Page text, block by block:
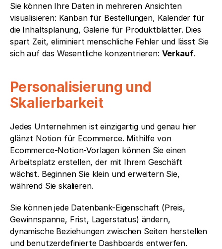
Sie können Ihre Daten in mehreren Ansichten
visualisieren: Kanban für Bestellungen, Kalender für
die Inhaltsplanung, Galerie für Produktblätter. Dies
spart Zeit, eliminiert menschliche Fehler und lässt Sie
sich auf das Wesentliche konzentrieren: Verkauf.
Personalisierung und
Skalierbarkeit
Jedes Unternehmen ist einzigartig und genau hier
glänzt Notion für Ecommerce. Mithilfe von
Ecommerce-Notion-Vorlagen können Sie einen
Arbeitsplatz erstellen, der mit Ihrem Geschäft
wächst. Beginnen Sie klein und erweitern Sie,
während Sie skalieren.
Sie können jede Datenbank-Eigenschaft (Preis,
Gewinnspanne, Frist, Lagerstatus) ändern,
dynamische Beziehungen zwischen Seiten herstellen
und benutzerdefinierte Dashboards entwerfen.